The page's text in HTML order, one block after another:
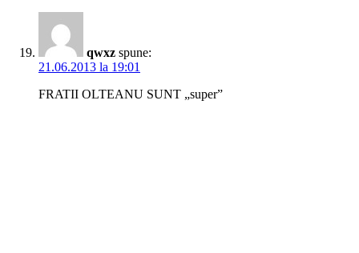
qwxz spune:
21.06.2013 la 19:01
FRATII OLTEANU SUNT „super”